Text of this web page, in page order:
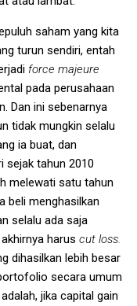
saham yang kita
turun sendiri, entah
force majeure
pada perusahaan
Dan ini sebenarnya
tidak mungkin selalu
ia buat, dan
sejak tahun 2010
melewati satu tahun
beli menghasilkan
selalu ada saja
harus cut loss.
dihasilkan lebih besar
secara umum
jika capital gain